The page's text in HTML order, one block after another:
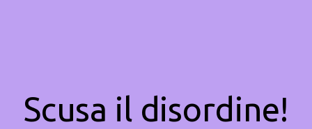
Scusa il disordine!